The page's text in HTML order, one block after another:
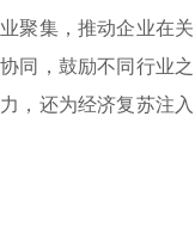
聚集，推动企业在关
同，鼓励不同行业之
，还为经济复苏注入